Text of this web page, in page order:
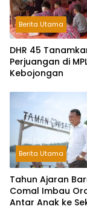
Berita Utama
DHR 45
Perjuangan di
Kebojongan
Berita Utama
Tahun Ajaran
Comal Imbau
Antar Anak ke